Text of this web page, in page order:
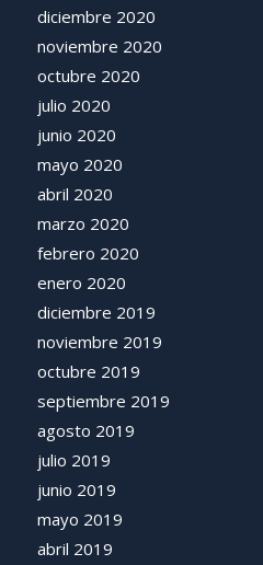
diciembre 2020
noviembre 2020
octubre 2020
julio 2020
junio 2020
mayo 2020
abril 2020
marzo 2020
febrero 2020
enero 2020
diciembre 2019
noviembre 2019
octubre 2019
septiembre 2019
agosto 2019
julio 2019
junio 2019
mayo 2019
abril 2019